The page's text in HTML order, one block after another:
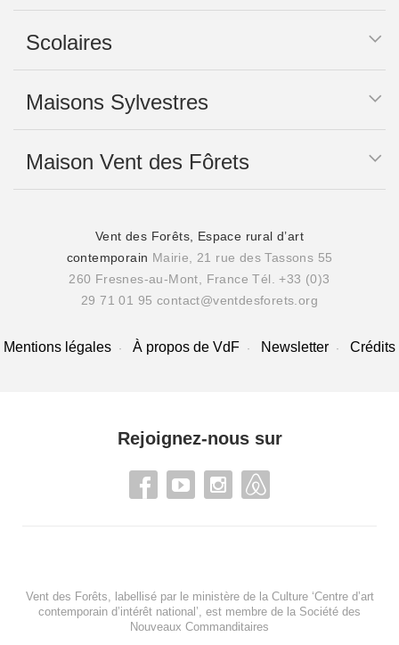
Scolaires
Maisons Sylvestres
Maison Vent des Fôrets
Vent des Forêts, Espace rural d’art
contemporain Mairie, 21 rue des Tassons 55
260 Fresnes-au-Mont, France Tél. +33 (0)3
29 71 01 95 contact@ventdesforets.org
Mentions légales À propos de VdF Newsletter Crédits
Rejoignez-nous sur
Vent des Forêts, labellisé par le ministère de la Culture ‘Centre d’art
contemporain d’intérêt national’, est membre de la Société des
Nouveaux Commanditaires